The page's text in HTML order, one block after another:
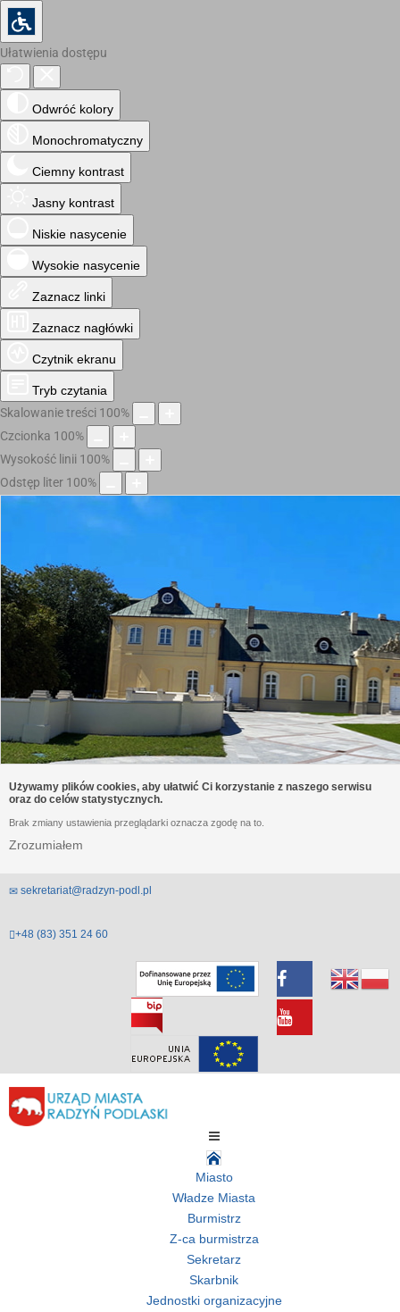
Ułatwienia dostępu
Odwróć kolory
Monochromatyczny
Ciemny kontrast
Jasny kontrast
Niskie nasycenie
Wysokie nasycenie
Zaznacz linki
Zaznacz nagłówki
Czytnik ekranu
Tryb czytania
Skalowanie treści 100%
Czcionka 100%
Wysokość linii 100%
Odstęp liter 100%
Używamy plików cookies, aby ułatwić Ci korzystanie z naszego serwisu
oraz do celów statystycznych.
Brak zmiany ustawienia przeglądarki oznacza zgodę na to.
Zrozumiałem
sekretariat@radzyn-podl.pl
+48 (83) 351 24 60
Miasto
Władze Miasta
Burmistrz
Z-ca burmistrza
Sekretarz
Skarbnik
Jednostki organizacyjne